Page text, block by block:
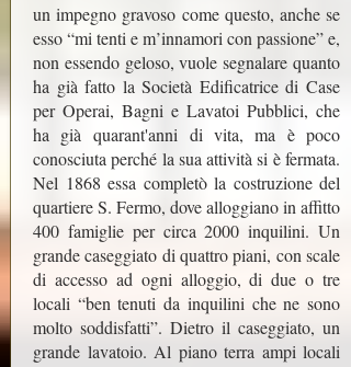
un impegno gravoso come questo, anche se
esso “mi tenti e m’innamori con passione” e,
non essendo geloso, vuole segnalare quanto
ha già fatto la Società Edificatrice di Case
per Operai, Bagni e Lavatoi Pubblici, che
ha già quarant'anni di vita, ma è poco
conosciuta perché la sua attività si è fermata.
Nel 1868 essa completò la costruzione del
quartiere S. Fermo, dove alloggiano in affitto
400 famiglie per circa 2000 inquilini. Un
grande caseggiato di quattro piani, con scale
di accesso ad ogni alloggio, di due o tre
locali “ben tenuti da inquilini che ne sono
molto soddisfatti”. Dietro il caseggiato, un
grande lavatoio. Al piano terra ampi locali